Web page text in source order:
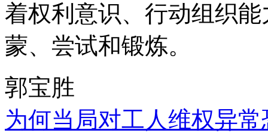
着权利意识、行动组织
蒙、尝试和锻炼。
郭宝胜
为何当局对工人维权异